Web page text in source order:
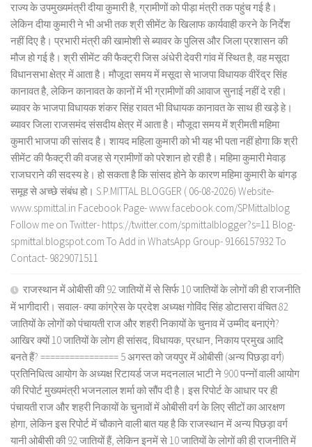
राज्य के उपमुख्यमंत्री दीया कुमारी है, ग्रामीणों को पीड़ा मंत्री तक पहुंच गई है।
लेकिन दीया कुमारी ने भी अभी तक श्री सीमेंट के खिलाफ कार्यवाही करने के निर्देश
नहीं दिए है। प्रभारी मंत्री की खामोशी से ब्यावर के पुलिस और जिला प्रशासन की
मौज हो गई है। श्री सीमेंट की फैक्ट्री जिस अंधेरी देवरी गांव में स्थित है, वह मसूदा
विधानसभा क्षेत्र में आता है। मौजूदा समय में मसूदा से भाजपा विधायक वीरेंद्र सिंह
कानावत है, लेकिन कानावत के कानों में भी ग्रामीणों की आवाज सुनाई नहीं दे रही।
ब्यावर के भाजपा विधायक शंकर सिंह रावत भी विधायक कानावत के साथ ही खड़े हे।
ब्यावर जिला राजसमंद संसदीय क्षेत्र में आता है। मौजूदा समय में श्रीमती महिमा
कुमारी भाजपा की सांसद है। शायद महिला कुमारी को भी यह भी पता नहीं होगा कि श्री
सीमेंट की फैक्ट्री की वजह से ग्रामीणों को परेशान हो रही है। महिमा कुमारी मेवाड़
राजघराने की सदस्य हे। हो सकता है कि सांसद होने के कारण महिमा कुमारी के बांगड़
समूह से अच्छे संबंध हो। S.P.MITTAL BLOGGER ( 06-08-2026) Website-
www.spmittal.in Facebook Page- www.facebook.com/SPMittalblog
Follow me on Twitter- https://twitter.com/spmittalblogger?s=11 Blog-
spmittal.blogspot.com To Add in WhatsApp Group- 9166157932 To
Contact- 9829071511
राजस्थान में ओबीसी की 92 जातियों में से सिर्फ 10 जातियों के लोगों की ही राजनीति
में भागीदारी। सवाल- क्या कांग्रेस के प्रदेश अध्यक्ष गोविंद सिंह डोटासरा वंचित 82
जातियों के लोगों को पंचायती राज और शहरी निकायों के चुनाव में उम्मीद बनाएंगे?
आखिर क्यों 10 जातियों के लोग ही सांसद, विधायक, प्रधान, निकाय प्रमुख आदि
बनते हैं? ================ 5 अगस्त को जयपुर में ओबीसी (अन्य पिछड़ा वर्ग)
प्रतिनिधित्व आयोग के अध्यक्ष रिटायर्ड जज मदनलाल भाटी ने 900 पन्नों वाली आयोग
की रिपोर्ट मुख्यमंत्री भजनलाल शर्मा को सौंप दी है। इस रिपोर्ट के आधार पर ही
पंचायती राज और शहरी निकायों के चुनावों में ओबीसी वर्ग के लिए सीटों का आरक्षण
होगा, लेकिन इस रिपोर्ट में चौकाने वाली बात यह है कि राजस्थान में अन्य पिछड़ा वर्ग
यानी ओबीसी की 92 जातियों हैं, लेकिन इनमें से 10 जातियों के लोगों की ही राजनीति में